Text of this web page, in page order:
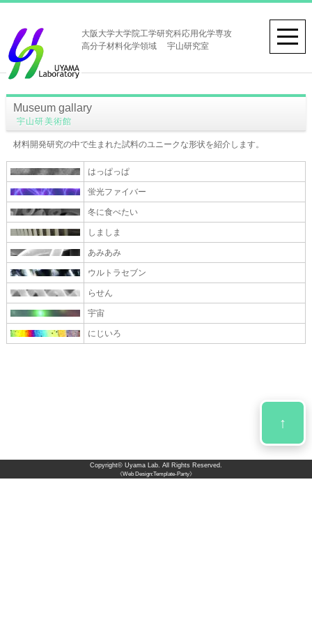
大阪大学大学院工学研究科応用化学専攻
高分子材料化学領域 宇山研究室
Museum gallary
宇山研美術館
材料開発研究の中で生まれた試料のユニークな形状を紹介します。
はっぱっぱ
蛍光ファイバー
冬に食べたい
しましま
あみあみ
ウルトラセブン
らせん
宇宙
にじいろ
↑
Copyright© Uyama Lab. All Rights Reserved.
《Web Design:Template-Party》